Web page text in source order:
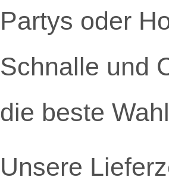
Partys oder
Schnalle und
die beste
Unsere